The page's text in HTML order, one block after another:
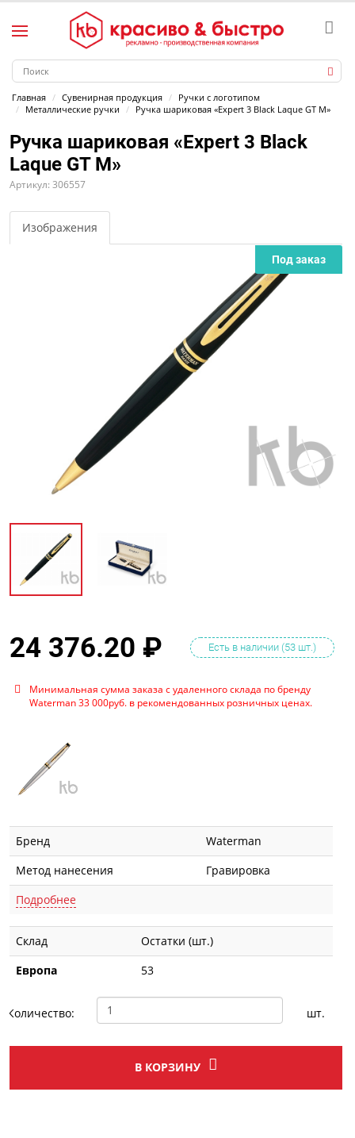
Главная Сувенирная продукция
Ручки с логотипом
Металлические ручки
Ручка шариковая «Expert 3 Black Laque GT M»
Ручка шариковая «Expert 3 Black
Laque GT M»
Артикул: 306557
Изображения
Под заказ
24 376.20 ₽ Есть в наличии (53 шт.)
Минимальная сумма заказа с удаленного склада по бренду
Waterman 33 000руб. в рекомендованных розничных ценах.
Бренд
Waterman
Метод нанесения
Гравировка
Подробнее
Склад
Остатки (шт.)
Европа
53
Количество: шт.
В КОРЗИНУ